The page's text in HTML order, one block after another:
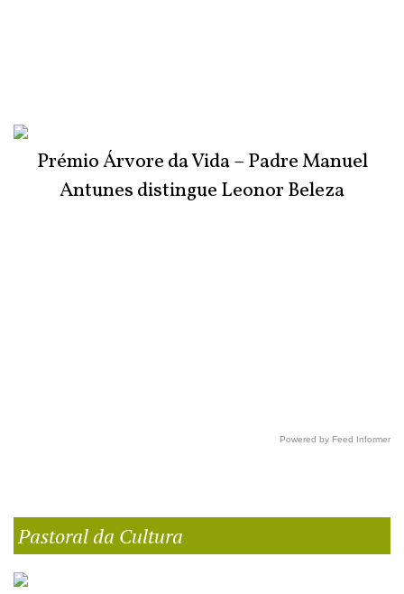
Prémio Árvore da Vida – Padre Manuel
Antunes distingue Leonor Beleza
Powered by Feed Informer
Pastoral da Cultura